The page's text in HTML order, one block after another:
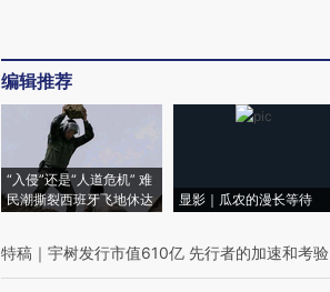
编辑推荐
“入侵”还是“人道危机” 难
民潮撕裂西班牙飞地休达
显影｜瓜农的漫长等待
特稿 ｜ 宇树发行市值610亿 先行者的加速和考验